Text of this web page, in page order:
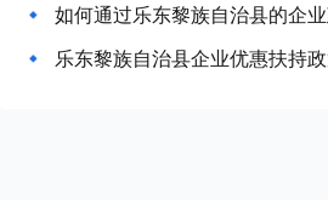
如何通过乐东黎族自治县的企
乐东黎族自治县企业优惠扶持